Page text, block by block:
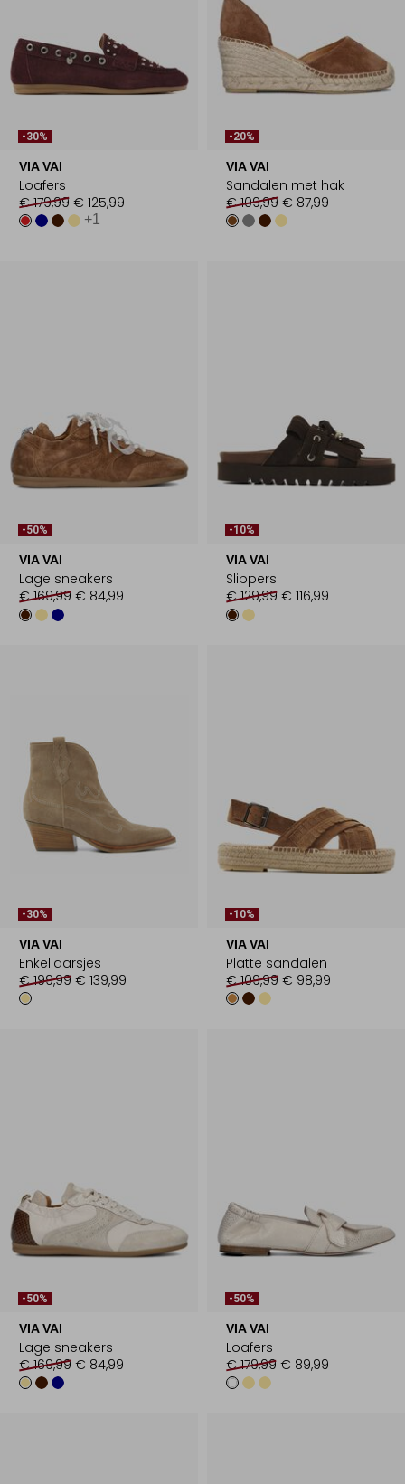
-30%
VIA VAI
Loafers
€ 179,99 € 125,99
+1
-20%
VIA VAI
Sandalen met hak
€ 109,99 € 87,99
-50%
VIA VAI
Lage sneakers
€ 169,99 € 84,99
-10%
VIA VAI
Slippers
€ 129,99 € 116,99
-30%
VIA VAI
Enkellaarsjes
€ 199,99 € 139,99
-10%
VIA VAI
Platte sandalen
€ 109,99 € 98,99
-50%
VIA VAI
Lage sneakers
€ 169,99 € 84,99
-50%
VIA VAI
Loafers
€ 179,99 € 89,99